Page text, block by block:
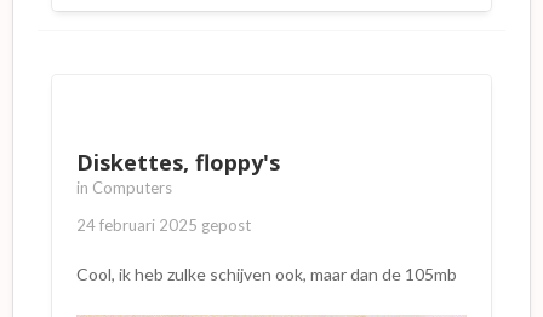
Diskettes, floppy's
in Computers
24 februari 2025 gepost
Cool, ik heb zulke schijven ook, maar dan de 105mb